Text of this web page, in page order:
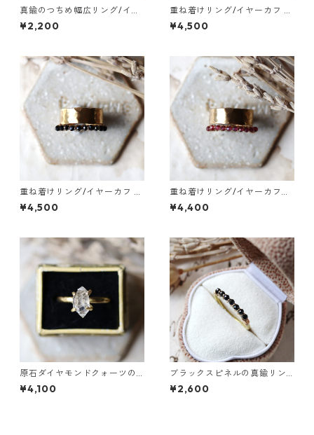
真鍮のつちめ幅広リング/イヤ
ーカフ
¥2,200
重ね着けリング/イヤーカフ 真
鍮つちめ幅広・ベビーパール
¥4,500
重ね着けリング/イヤーカフ 真
鍮つちめ幅広・ブラックスピ
ネル
¥4,500
重ね着けリング/イヤーカフ
真鍮つちめ幅広・ガーネット
¥4,400
原石ダイヤモンドクォーツの
イヤーカフ/リング
¥4,100
ブラックスピネルの真鍮リン
グ
¥2,600